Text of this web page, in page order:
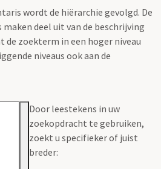
wordt de hiërarchie gevolgd. De
deel uit van de beschrijving
de zoekterm in een hoger niveau
niveaus ook aan de
Door leestekens in uw
zoekopdracht te gebruiken,
zoekt u specifieker of juist
breder: